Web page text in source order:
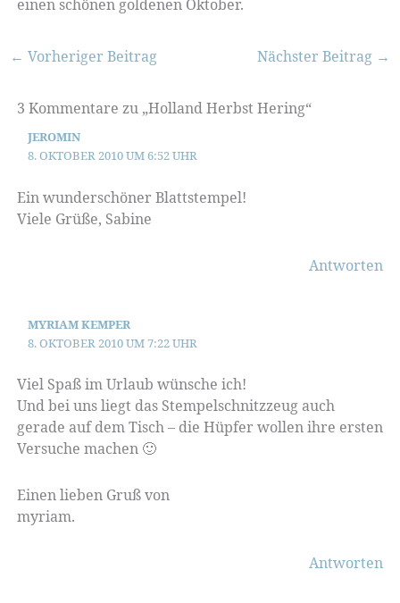
einen schönen goldenen Oktober.
← Vorheriger Beitrag Nächster Beitrag →
3 Kommentare zu „Holland Herbst Hering“
JEROMIN
8. OKTOBER 2010 UM 6:52 UHR
Ein wunderschöner Blattstempel!
Viele Grüße, Sabine
Antworten
MYRIAM KEMPER
8. OKTOBER 2010 UM 7:22 UHR
Viel Spaß im Urlaub wünsche ich!
Und bei uns liegt das Stempelschnitzzeug auch
gerade auf dem Tisch – die Hüpfer wollen ihre ersten
Versuche machen 🙂
Einen lieben Gruß von
myriam.
Antworten